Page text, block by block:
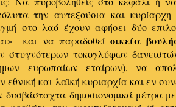
την αυτεξούσια και
στο λαό έχουν αφήσει δύο
και να παραδοθείοικεία
στυγνότερων τοκογλύφων
ευρωπαίων εταίρων), να
εθνική και λαϊκή κυριαρχία και εν
δυσβάσταχτα δημοσιονομικά μέτρα